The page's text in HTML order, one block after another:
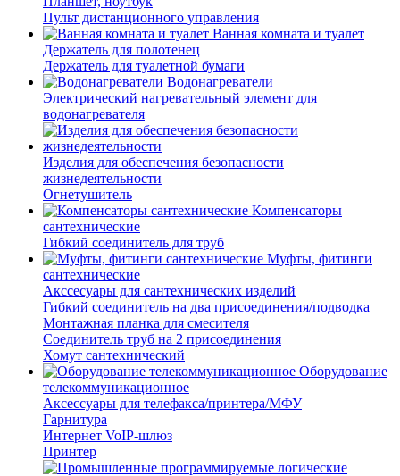
Пульт дистанционного управления
Ванная комната и туалет
Держатель для полотенец
Держатель для туалетной бумаги
Водонагреватели
Электрический нагревательный элемент для
водонагревателя
Изделия для обеспечения безопасности
жизнедеятельности
Огнетушитель
Компенсаторы
сантехнические
Гибкий соединитель для труб
Муфты, фитинги
сантехнические
Акссесуары для сантехнических изделий
Гибкий соединитель на два присоединения/подводка
Монтажная планка для смесителя
Соединитель труб на 2 присоединения
Хомут сантехнический
Оборудование
телекоммуникационное
Аксессуары для телефакса/принтера/МФУ
Гарнитура
Интернет VoIP-шлюз
Принтер